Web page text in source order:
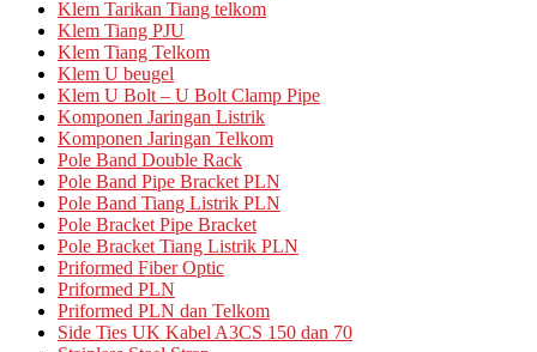
Klem Tarikan Tiang telkom
Klem Tiang PJU
Klem Tiang Telkom
Klem U beugel
Klem U Bolt – U Bolt Clamp Pipe
Komponen Jaringan Listrik
Komponen Jaringan Telkom
Pole Band Double Rack
Pole Band Pipe Bracket PLN
Pole Band Tiang Listrik PLN
Pole Bracket Pipe Bracket
Pole Bracket Tiang Listrik PLN
Priformed Fiber Optic
Priformed PLN
Priformed PLN dan Telkom
Side Ties UK Kabel A3CS 150 dan 70